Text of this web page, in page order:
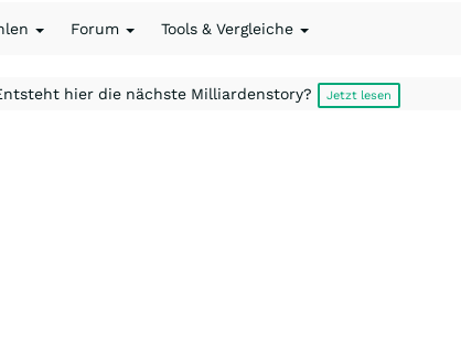
Forum Tools & Vergleiche
hier die nächste Milliardenstory? Jetzt lesen